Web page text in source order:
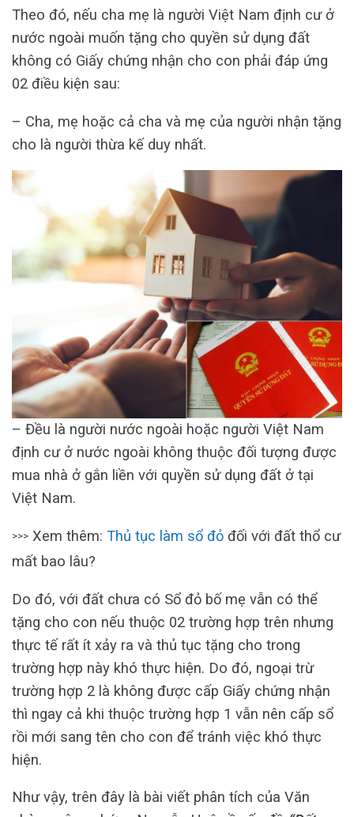
Theo đó, nếu cha mẹ là người Việt Nam định cư ở
nước ngoài muốn tặng cho quyền sử dụng đất
không có Giấy chứng nhận cho con phải đáp ứng
02 điều kiện sau:
– Cha, mẹ hoặc cả cha và mẹ của người nhận tặng
cho là người thừa kế duy nhất.
– Đều là người nước ngoài hoặc người Việt Nam
định cư ở nước ngoài không thuộc đối tượng được
mua nhà ở gắn liền với quyền sử dụng đất ở tại
Việt Nam.
>>> Xem thêm: Thủ tục làm sổ đỏ đối với đất thổ cư
mất bao lâu?
Do đó, với đất chưa có Sổ đỏ bố mẹ vẫn có thể
tặng cho con nếu thuộc 02 trường hợp trên nhưng
thực tế rất ít xảy ra và thủ tục tặng cho trong
trường hợp này khó thực hiện. Do đó, ngoại trừ
trường hợp 2 là không được cấp Giấy chứng nhận
thì ngay cả khi thuộc trường hợp 1 vẫn nên cấp sổ
rồi mới sang tên cho con để tránh việc khó thực
hiện.
Như vậy, trên đây là bài viết phân tích của Văn